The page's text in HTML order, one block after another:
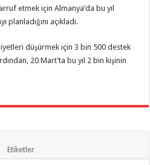
etmek için Almanya’da bu yıl
planladığını açıkladı.
düşürmek için 3 bin 500 destek
20 Mart’ta bu yıl 2 bin kişinin
Etiketler